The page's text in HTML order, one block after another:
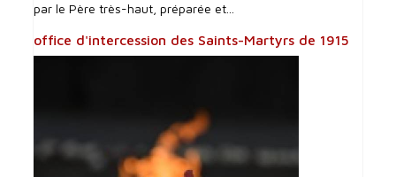
par le Père très-haut, préparée et...
office d'intercession des Saints-Martyrs de 1915